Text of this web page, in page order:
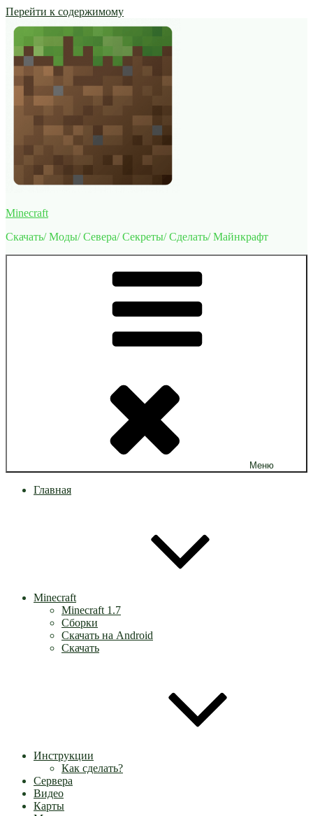
Перейти к содержимому
Minecraft
Скачать/ Моды/ Севера/ Секреты/ Сделать/ Майнкрафт
Меню
Главная
Minecraft
Minecraft 1.7
Сборки
Скачать на Android
Скачать
Инструкции
Как сделать?
Сервера
Видео
Карты